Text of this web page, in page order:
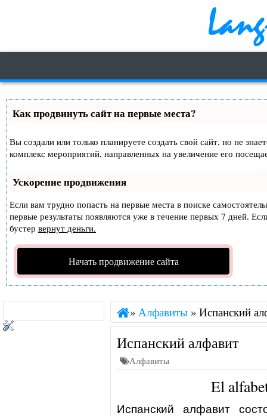
Как продвинуть сайт на первые места?
Вы создали или только планируете создать свой сайт, но не
комплекс мероприятий, направленных на увеличение его
Ускорение продвижения
Если вам трудно попасть на первые места в поиске
первые результаты появляются уже в течение первых 7 дней.
бустер вернут деньги.
Начать продвижение сайта
» Алфавиты » Испанский
Испанский алфавит
Алфавиты
El
Испанский алфавит